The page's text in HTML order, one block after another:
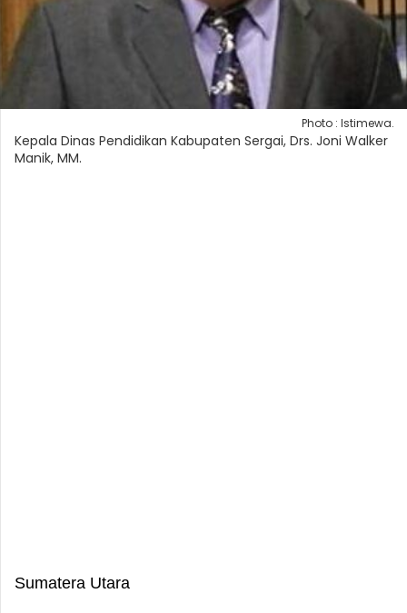
Photo : Istimewa.
Kepala Dinas Pendidikan Kabupaten Sergai, Drs. Joni Walker
Manik, MM.
Sumatera Utara